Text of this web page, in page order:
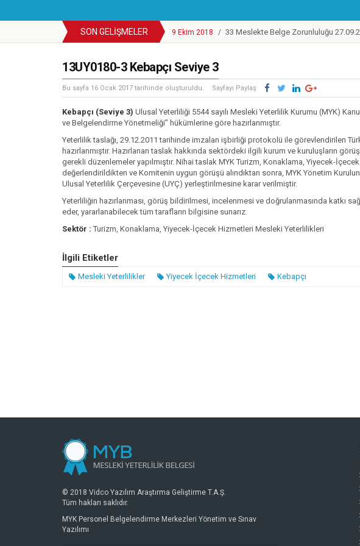
SON GELIŞMELER 9 Ekim 2018 / 33 Meslekte Belge Zorunluluğu
25 Eylül 2018
25 Eylül 2018 / Türkiye Yeterlilikler Çerçevesi Kurulu
14 Mayıs 2018 / Motosikletli Kurye Taslak Yeterliliği
20 Mart 2018 / Enerji Sektöründe 1 Adet Ulusal
6 Mart 2018 / Mesleki Yeterlilik Belgesi'ne Sahip
1 Şubat 2018 / Kosgeb Genel Destek Programı
9 Mart 2018 / Metal Sektöründe Belirlenen Yeni
9 Ekim 2018 / Europass Merkezleri Ağı 2018 Yılı
13UY0180-3 Kebapçı Seviye 3
Bu sayfa 16 Ocak 2017 tarihinde oluşturuldu. Sayfayı Paylaş
Kebapçı (Seviye 3) Ulusal Yeterliliği 5544 sayılı Mesleki Yeterlilik Kurumu (MYK)
ve Belgelendirme Yönetmeliği” hükümlerine göre hazırlanmıştır.
Yeterlilik taslağı, 29.12.2011 tarihinde imzalan işbirliği protokolü ile görevlendirilen
hazırlanmıştır. Hazırlanan taslak hakkında sektördeki ilgili kurum ve kuruluşların
gerekli düzenlemeler yapılmıştır. Nihai taslak MYK Turizm, Konaklama, Yiyecek-
değerlendirildikten ve Komitenin uygun görüşü alındıktan sonra, MYK Yönetim
Ulusal Yeterlilik Çerçevesine (UYÇ) yerleştirilmesine karar verilmiştir.
Yeterliliğin hazırlanması, görüş bildirilmesi, incelenmesi ve doğrulanmasında katkı
eder, yararlanabilecek tüm tarafların bilgisine sunarız.
Sektör : Turizm, Konaklama, Yiyecek-İçecek Hizmetleri Mesleki Yeterlilikleri
İlgili Etiketler
Mesleki Yeterlilikler Yiyecek İçecek Hizmetleri Kebapçı
© 2018 Vidco Yazılım Araştırma Geliştirme T.A.Ş.
Tüm hakları saklıdır.
MYK Personel Belgelendirme Merkezleri Yönetim ve Sınav
Yazılımı